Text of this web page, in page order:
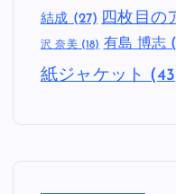
結成 (27) 四枚目の
沢 奈美(18) 有島 博志
紙ジャケット